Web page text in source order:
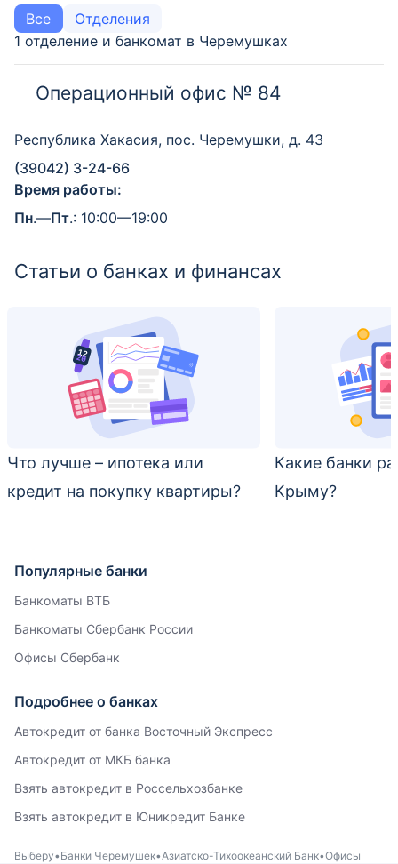
Все
Отделения
1 отделение и банкомат в Черемушках
Операционный офис № 84
Республика Хакасия, пос. Черемушки, д. 43
(39042) 3-24-66
Время работы:
Пн.—Пт.: 10:00—19:00
Статьи о банках и финансах
Что лучше – ипотека или
кредит на покупку квартиры?
Какие банки
Крыму?
Популярные банки
Банкоматы ВТБ
Банкоматы Сбербанк России
Офисы Сбербанк
Подробнее о банках
Автокредит от банка Восточный Экспресс
Автокредит от МКБ банка
Взять автокредит в Россельхозбанке
Взять автокредит в Юникредит Банке
Выберу Банки Черемушек Азиатско-Тихоокеанский Банк Офисы